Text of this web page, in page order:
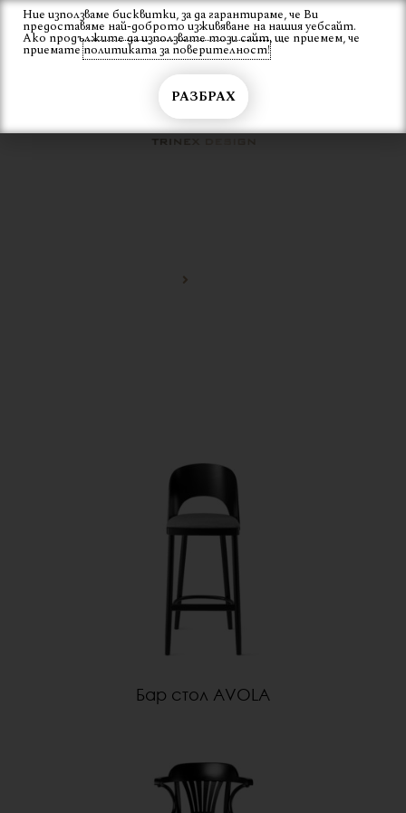
Skip
content
Вход
Бар стол AVOLA
Ние използваме бисквитки, за да гарантираме, че Ви
предоставяме най-доброто изживяване на нашия уебсайт.
Ако продължите да използвате този сайт, ще приемем, че
приематеполитиката за поверителност!
РАЗБРАХ